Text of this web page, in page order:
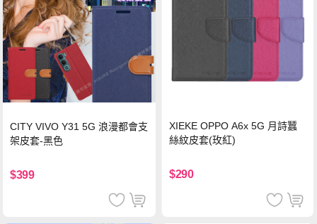
CITY VIVO Y31 5G 浪漫都會支
架皮套-黑色
$399
XIEKE OPPO A6x 5G 月詩蠶
絲紋皮套(玫紅)
$290